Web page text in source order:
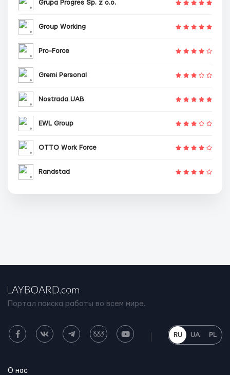
Grupa Progres Sp. z o.o.
Group Working
Pro-Force
Gremi Personal
Nostrada UAB
EWL Group
OTTO Work Force
Randstad
Портал поиска работы во всем мире.
RU UA PL
О нас